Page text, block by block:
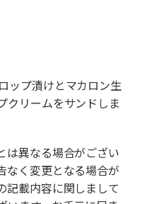
ップ漬けとマカロン生
クリームをサンドしま
は異なる場合がござい
なく変更となる場合が
記載内容に関しまして